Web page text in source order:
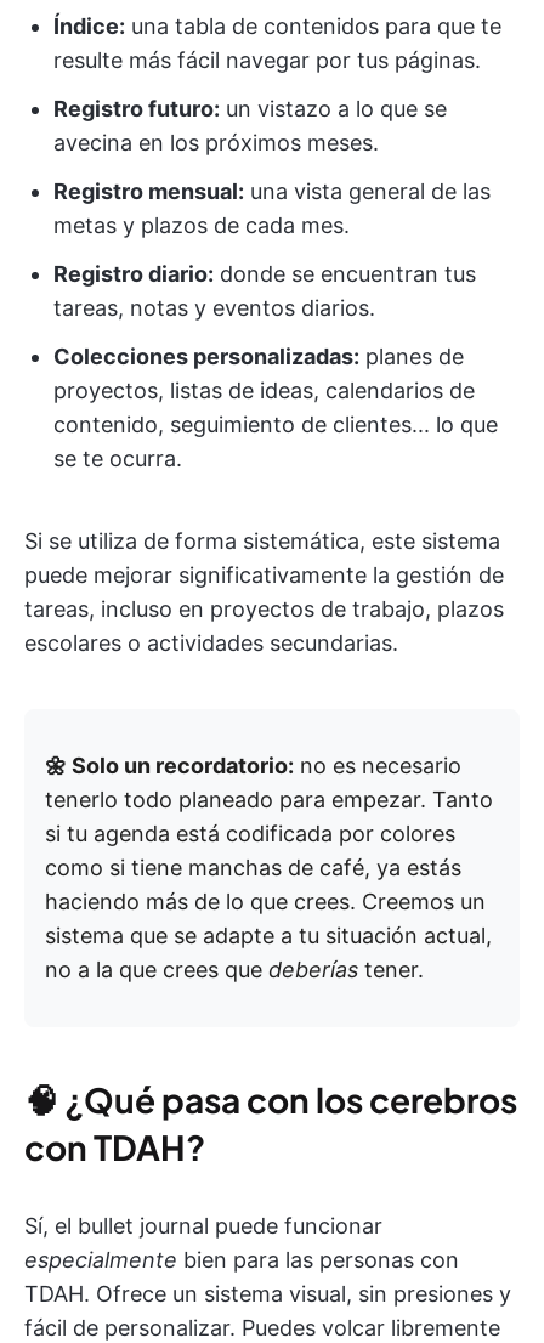
Índice: una tabla de contenidos para que te
resulte más fácil navegar por tus páginas.
Registro futuro: un vistazo a lo que se
avecina en los próximos meses.
Registro mensual: una vista general de las
metas y plazos de cada mes.
Registro diario: donde se encuentran tus
tareas, notas y eventos diarios.
Colecciones personalizadas: planes de
proyectos, listas de ideas, calendarios de
contenido, seguimiento de clientes... lo que
se te ocurra.
Si se utiliza de forma sistemática, este sistema
puede mejorar significativamente la gestión de
tareas, incluso en proyectos de trabajo, plazos
escolares o actividades secundarias.
🌼 Solo un recordatorio: no es necesario
tenerlo todo planeado para empezar. Tanto
si tu agenda está codificada por colores
como si tiene manchas de café, ya estás
haciendo más de lo que crees. Creemos un
sistema que se adapte a tu situación actual,
no a la que crees que deberías tener.
🧠 ¿Qué pasa con los cerebros
con TDAH?
Sí, el bullet journal puede funcionar
especialmente bien para las personas con
TDAH. Ofrece un sistema visual, sin presiones y
fácil de personalizar. Puedes volcar libremente